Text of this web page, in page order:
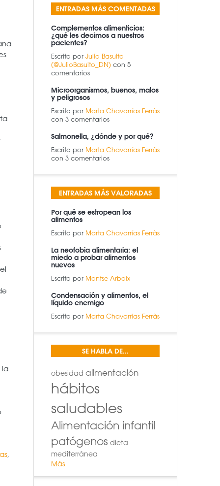
la
,
ENTRADAS MÁS COMENTADAS
Complementos alimenticios:
¿qué les decimos a nuestros
pacientes?
Escrito por Julio Basulto
(@JulioBasulto_DN) con 5
comentarios
Microorganismos, buenos, malos
y peligrosos
Escrito por Marta Chavarrías Ferràs
con 3 comentarios
Salmonella, ¿dónde y por qué?
Escrito por Marta Chavarrías Ferràs
con 3 comentarios
ENTRADAS MÁS VALORADAS
Por qué se estropean los
alimentos
Escrito por Marta Chavarrías Ferràs
La neofobia alimentaria: el
miedo a probar alimentos
nuevos
Escrito por Montse Arboix
Condensación y alimentos, el
líquido enemigo
Escrito por Marta Chavarrías Ferràs
SE HABLA DE...
obesidad alimentación
hábitos
saludables
Alimentación infantil
patógenos dieta
mediterránea
Más